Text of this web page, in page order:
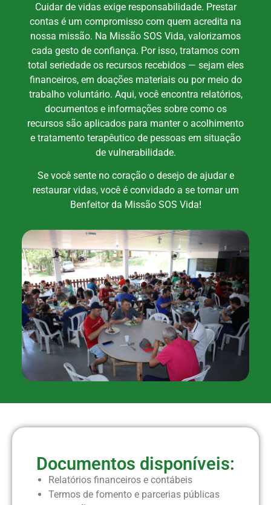
Cuidar de vidas exige responsabilidade. Prestar
contas é um compromisso com quem acredita na
nossa missão. Na Missão SOS Vida, valorizamos
cada gesto de confiança. Por isso, tratamos com
total seriedade os recursos recebidos — sejam eles
financeiros, em doações materiais ou por meio do
trabalho voluntário. Aqui, você encontra relatórios,
documentos e informações sobre como os
recursos são aplicados para manter o acolhimento
e tratamento terapêutico de pessoas em situação
de vulnerabilidade.
Se você sente no coração o desejo de ajudar e
restaurar vidas, você é convidado a se tornar um
Benfeitor da Missão SOS Vida!
Documentos disponíveis:
Relatórios financeiros e contábeis
Termos de fomento e parcerias públicas